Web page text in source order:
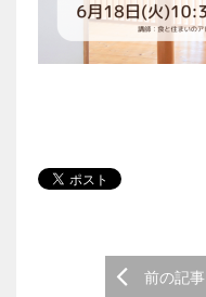
Post navigation
前の記事